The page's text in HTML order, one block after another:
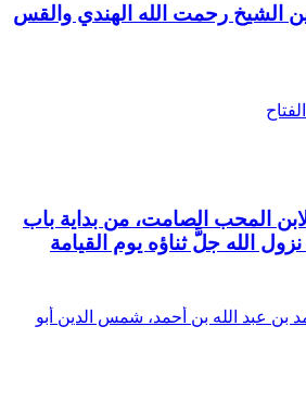
الشيخ رحمت الله الهندي والقس
المحب الصامت، من بداية باب
الله جلَّ ثناؤه يوم القيامة
بن عبد الله بن أحمد، شمس الدين أبو